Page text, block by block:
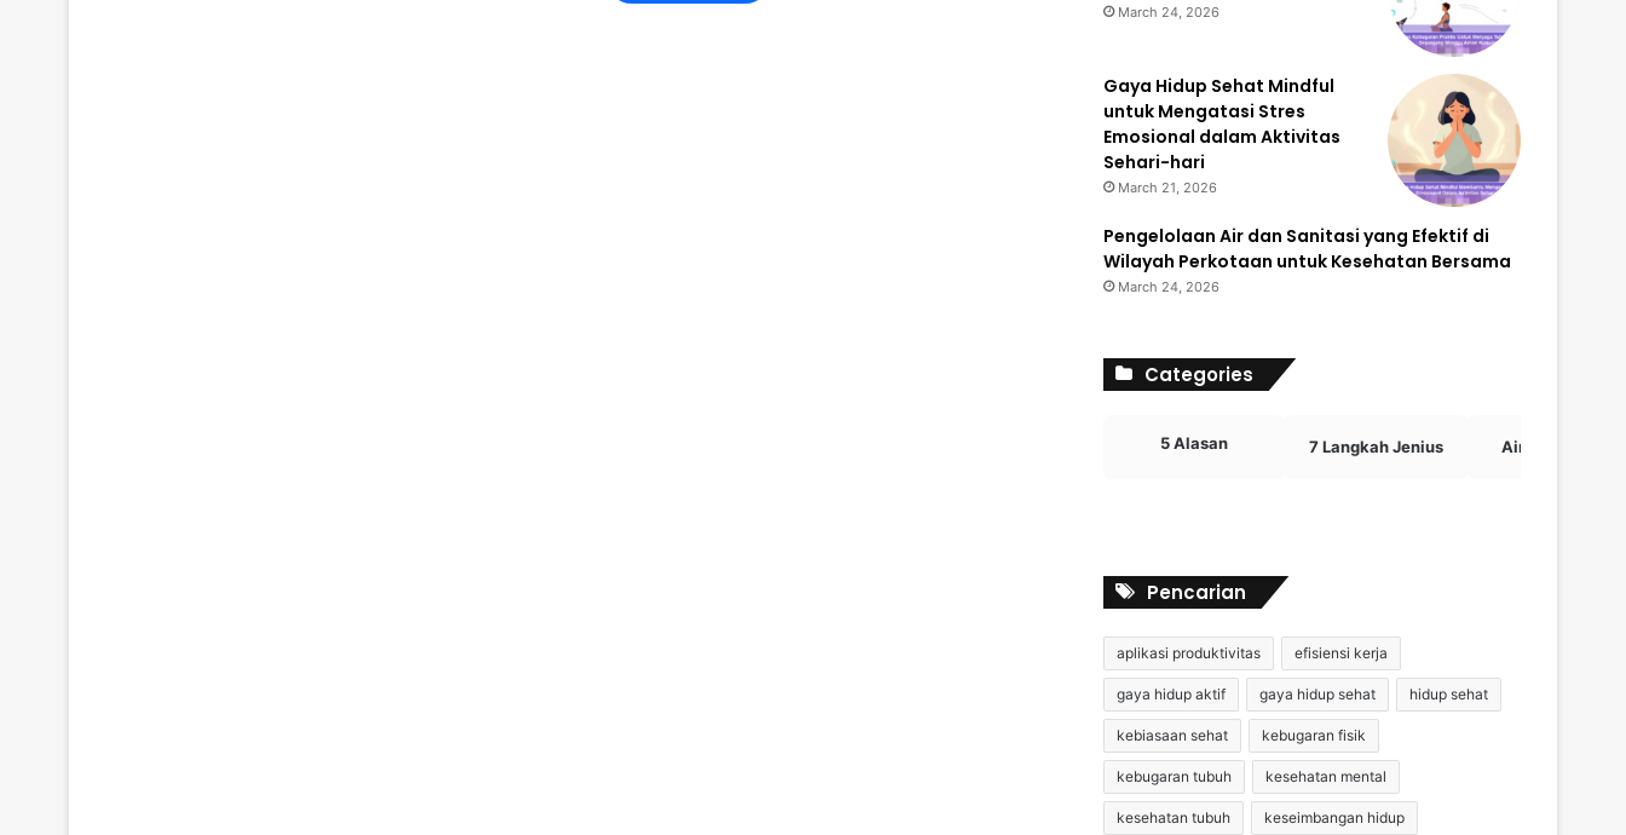
March 24, 2026
Gaya Hidup Sehat Mindful
untuk Mengatasi Stres
Emosional dalam Aktivitas
Sehari-hari
March 21, 2026
Pengelolaan Air dan Sanitasi yang Efektif di
Wilayah Perkotaan untuk Kesehatan Bersama
March 24, 2026
Categories
5 Alasan 7 Langkah Jenius Airdrop Crypto
Pencarian
aplikasi produktivitas efisiensi kerja
gaya hidup aktif gaya hidup sehat hidup sehat
kebiasaan sehat kebugaran fisik
kebugaran tubuh kesehatan mental
kesehatan tubuh keseimbangan hidup